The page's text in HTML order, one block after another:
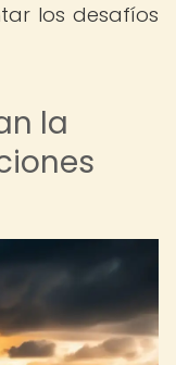
los desafíos
la